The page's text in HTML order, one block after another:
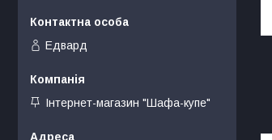
Едвард
Інтернет-магазин "Шафа-купе"